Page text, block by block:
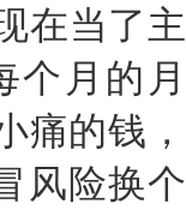
在当了主
个月的月
痛的钱，
风险换个